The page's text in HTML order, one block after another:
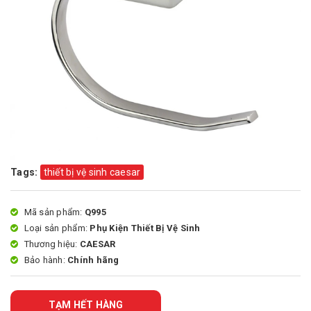
Tags: thiết bị vệ sinh caesar
Mã sản phẩm: Q995
Loại sản phẩm: Phụ Kiện Thiết Bị Vệ Sinh
Thương hiệu: CAESAR
Bảo hành: Chính hãng
TẠM HẾT HÀNG